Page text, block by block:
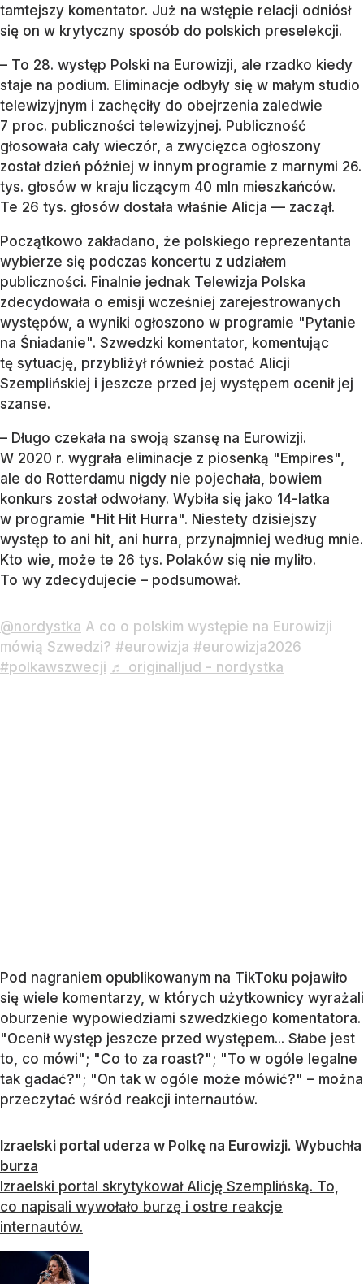
tamtejszy komentator. Już na wstępie relacji odniósł
się on w krytyczny sposób do polskich preselekcji.
– To 28. występ Polski na Eurowizji, ale rzadko kiedy
staje na podium. Eliminacje odbyły się w małym studio
telewizyjnym i zachęciły do obejrzenia zaledwie
7 proc. publiczności telewizyjnej. Publiczność
głosowała cały wieczór, a zwycięzca ogłoszony
został dzień później w innym programie z marnymi 26.
tys. głosów w kraju liczącym 40 mln mieszkańców.
Te 26 tys. głosów dostała właśnie Alicja — zaczął.
Początkowo zakładano, że polskiego reprezentanta
wybierze się podczas koncertu z udziałem
publiczności. Finalnie jednak Telewizja Polska
zdecydowała o emisji wcześniej zarejestrowanych
występów, a wyniki ogłoszono w programie "Pytanie
na Śniadanie". Szwedzki komentator, komentując
tę sytuację, przybliżył również postać Alicji
Szemplińskiej i jeszcze przed jej występem ocenił jej
szanse.
– Długo czekała na swoją szansę na Eurowizji.
W 2020 r. wygrała eliminacje z piosenką "Empires",
ale do Rotterdamu nigdy nie pojechała, bowiem
konkurs został odwołany. Wybiła się jako 14-latka
w programie "Hit Hit Hurra". Niestety dzisiejszy
występ to ani hit, ani hurra, przynajmniej według mnie.
Kto wie, może te 26 tys. Polaków się nie myliło.
To wy zdecydujecie – podsumował.
@nordystka A co o polskim występie na Eurowizji
mówią Szwedzi? #eurowizja #eurowizja2026
#polkawszwecji ♬ originalljud - nordystka
Pod nagraniem opublikowanym na TikToku pojawiło
się wiele komentarzy, w których użytkownicy wyrażali
oburzenie wypowiedziami szwedzkiego komentatora.
"Ocenił występ jeszcze przed występem... Słabe jest
to, co mówi"; "Co to za roast?"; "To w ogóle legalne
tak gadać?"; "On tak w ogóle może mówić?" – można
przeczytać wśród reakcji internautów.
Izraelski portal uderza w Polkę na Eurowizji. Wybuchła
burza
Izraelski portal skrytykował Alicję Szemplińską. To,
co napisali wywołało burzę i ostre reakcje
internautów.